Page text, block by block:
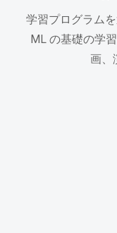
学習プログラム
ML の基礎の学
画、